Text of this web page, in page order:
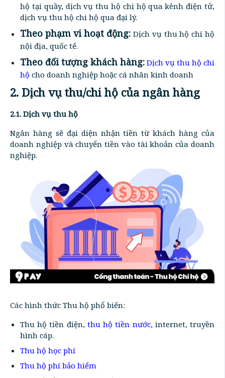
hộ tại quầy, dịch vụ thu hộ chi hộ qua kênh điện tử,
dịch vụ thu hộ chi hộ qua đại lý.
Theo phạm vi hoạt động: Dịch vụ thu hộ chi hộ
nội địa, quốc tế.
Theo đối tượng khách hàng: Dịch vụ thu hộ chi
hộ cho doanh nghiệp hoặc cá nhân kinh doanh
2. Dịch vụ thu/chi hộ của ngân hàng
2.1. Dịch vụ thu hộ
Ngân hàng sẽ đại diện nhận tiền từ khách hàng của
doanh nghiệp và chuyển tiền vào tài khoản của doanh
nghiệp.
Các hình thức Thu hộ phổ biến:
Thu hộ tiền điện, thu hộ tiền nước, internet, truyền
hình cáp.
Thu hộ học phí
Thu hộ phí bảo hiểm